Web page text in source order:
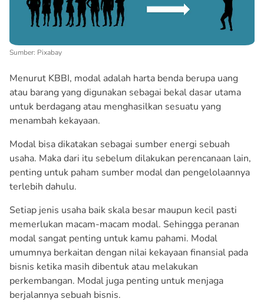
Sumber: Pixabay
Menurut KBBI, modal adalah harta benda berupa uang
atau barang yang digunakan sebagai bekal dasar utama
untuk berdagang atau menghasilkan sesuatu yang
menambah kekayaan.
Modal bisa dikatakan sebagai sumber energi sebuah
usaha. Maka dari itu sebelum dilakukan perencanaan lain,
penting untuk paham sumber modal dan pengelolaannya
terlebih dahulu.
Setiap jenis usaha baik skala besar maupun kecil pasti
memerlukan macam-macam modal. Sehingga peranan
modal sangat penting untuk kamu pahami. Modal
umumnya berkaitan dengan nilai kekayaan finansial pada
bisnis ketika masih dibentuk atau melakukan
perkembangan. Modal juga penting untuk menjaga
berjalannya sebuah bisnis.